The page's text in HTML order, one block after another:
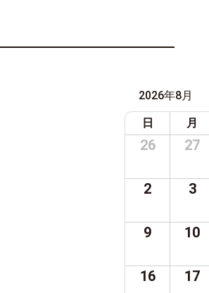
2026年8月
日 月
26 27
2 3
9 10
16 17